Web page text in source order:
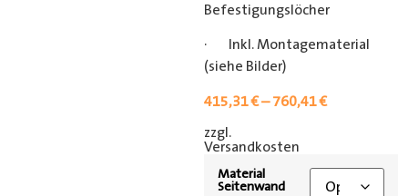
Befestigungslöcher
· Inkl. Montagematerial
(siehe Bilder)
415,31€–760,41€
zzgl.
Versandkosten
Material
Seitenwand